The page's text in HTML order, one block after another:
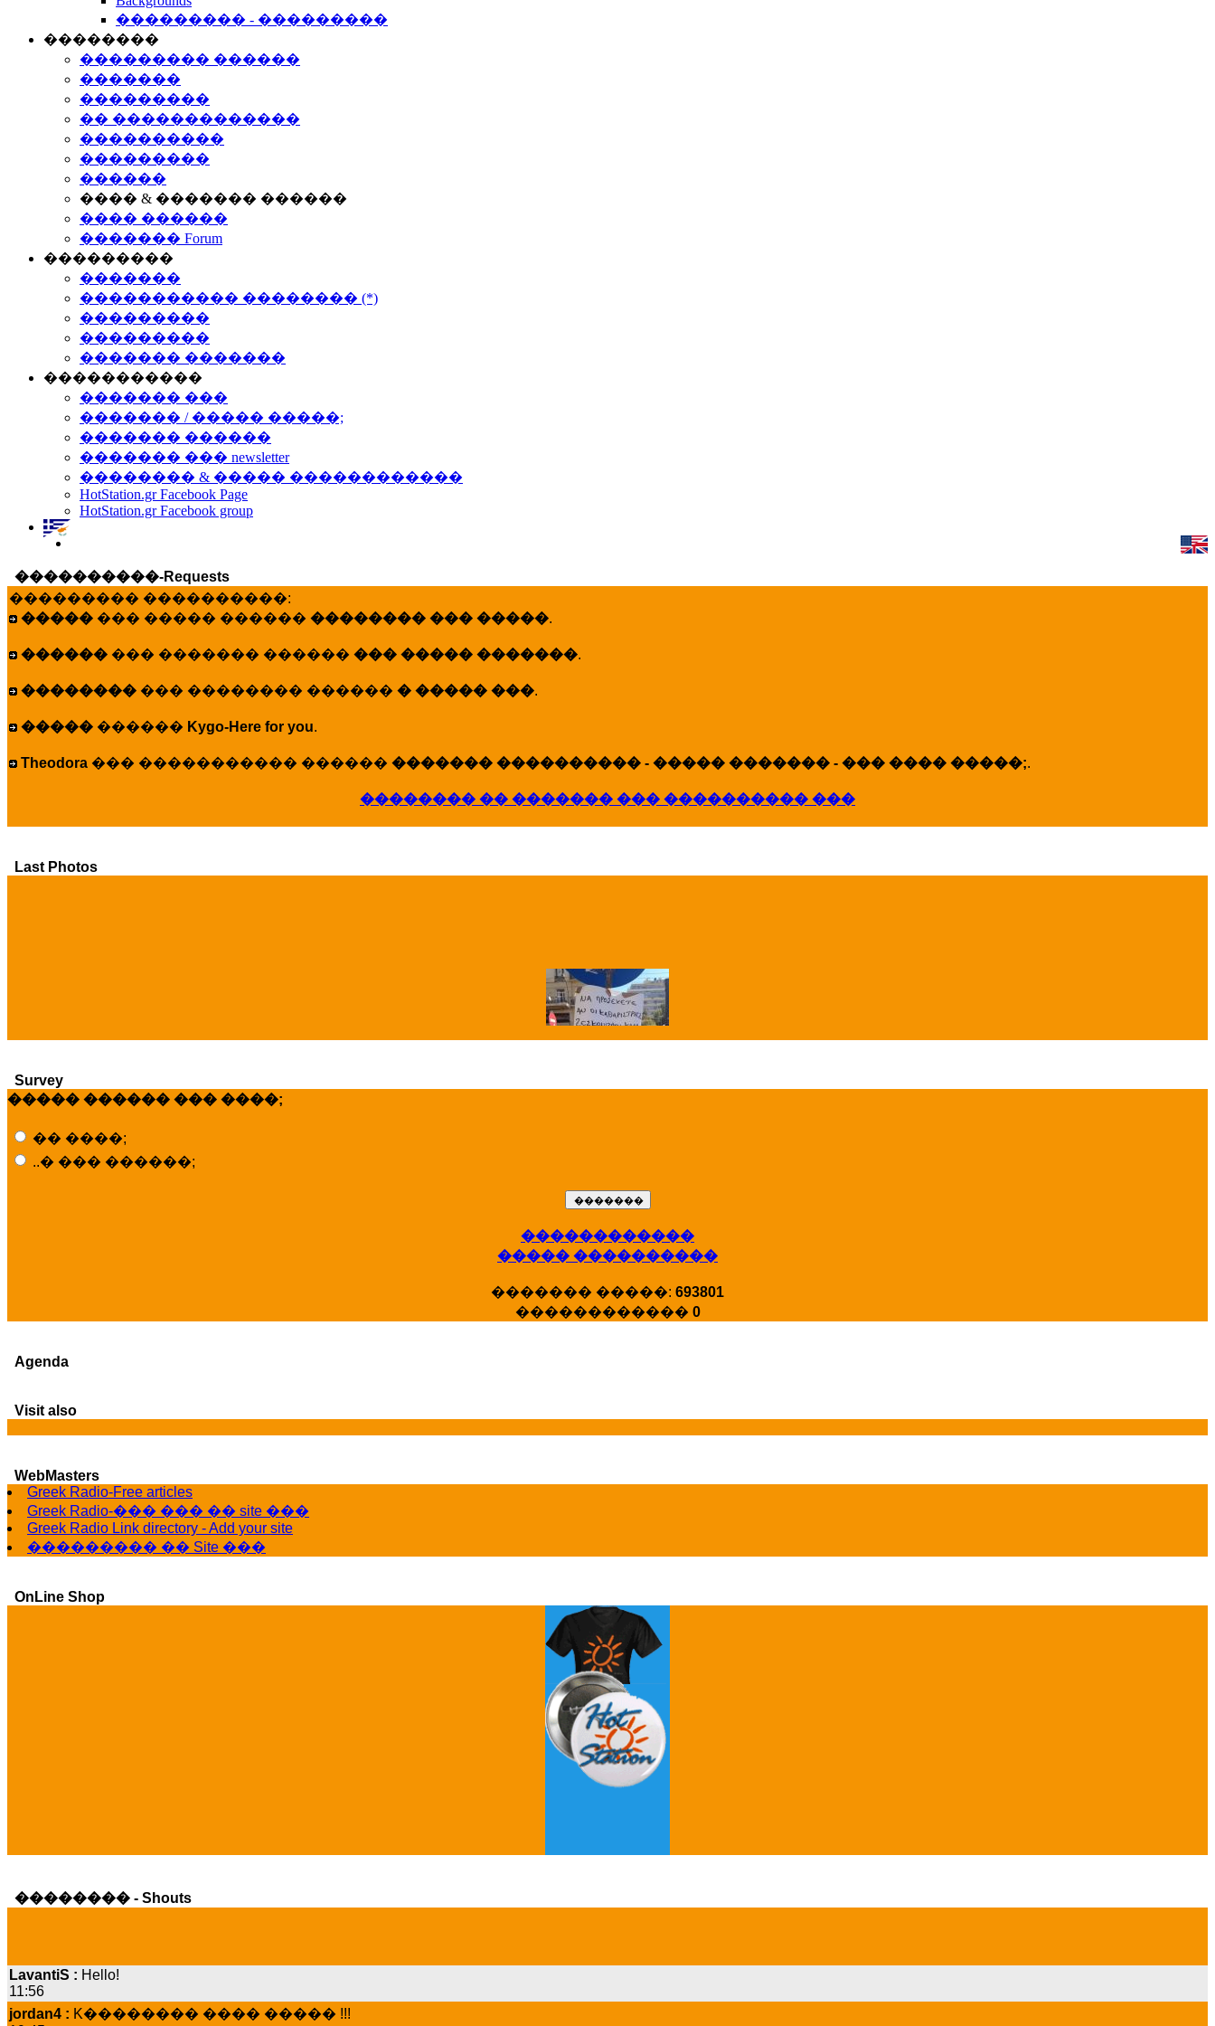
��������� - ���������
��������
��������� ������
�������
���������
�� �������������
����������
���������
������
���� & ������� ������
���� ������
������� Forum
���������
�������
����������� �������� (*)
���������
���������
������� �������
�����������
������� ���
������� / ����� �����;
������� ������
������� ��� newsletter
�������� & ����� ������������
HotStation.gr Facebook Page
HotStation.gr Facebook group
����������-Requests
��������� ����������:
����� ��� ����� ������ �������� ��� �����.
������ ��� ������� ������ ��� ����� �������.
�������� ��� �������� ������ � ����� ���.
����� ������ Kygo-Here for you.
Theodora ��� ����������� ������ ������� ���������� - ����� ������� - ��� ���� �����;.
�������� �� ������� ��� ���������� ���
Last Photos
X�����
�����
Grey's Anatomy
Survey
����� ������ ��� ����;
�� ����;
..� ��� ������;
������������
����� ����������
������� �����: 693801
������������ 0
Agenda
Visit also
WebMasters
Greek Radio-Free articles
Greek Radio-��� ��� �� site ���
Greek Radio Link directory - Add your site
��������� �� Site ���
OnLine Shop
�������� - Shouts
LavantiS :Hello!
11:56
jordan4 :K�������� ���� ����� !!!
19:45